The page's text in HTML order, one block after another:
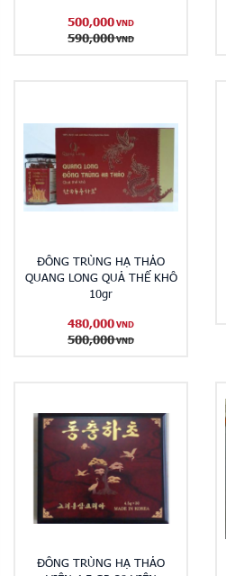
500,000 VND
590,000 VND
ĐÔNG TRÙNG HẠ THẢO
QUANG LONG QUẢ THỂ KHÔ
10gr
480,000 VND
500,000 VND
ĐÔNG TRÙNG HẠ THẢO